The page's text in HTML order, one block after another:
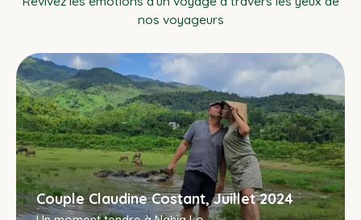
nos voyageurs
Couple Claudine Costant, Juillet 2024